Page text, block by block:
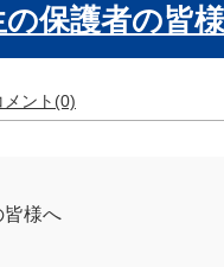
の保護者の皆
メント(0)
皆様へ